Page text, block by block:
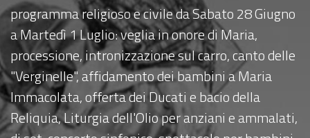
programma religioso e civile da Sabato 28 Giugno
a Martedì 1 Luglio: veglia in onore di Maria,
processione, intronizzazione sul carro, canto delle
"Verginelle", affidamento dei bambini a Maria
Immacolata, offerta dei Ducati e bacio della
Reliquia, Liturgia dell'Olio per anziani e ammalati,